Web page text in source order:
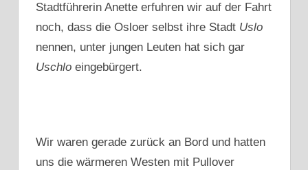
Stadtführerin Anette erfuhren wir auf der Fahrt
noch, dass die Osloer selbst ihre Stadt Uslo
nennen, unter jungen Leuten hat sich gar
Uschlo eingebürgert.
Wir waren gerade zurück an Bord und hatten
uns die wärmeren Westen mit Pullover